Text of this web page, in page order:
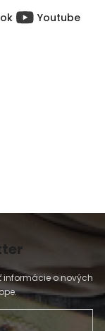
Youtube
informácie o nových